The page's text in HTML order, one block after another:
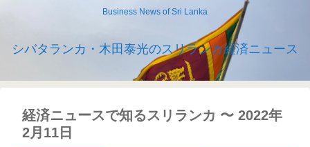
Business News of Sri Lanka
シバタランカ・木田泰光のスリランカ経済ニュース
経済ニュースで知るスリランカ 〜 2022年
2月11日